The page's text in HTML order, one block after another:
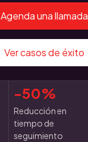
Agenda una llamada
Ver casos de éxito
-50%
Reducción en
tiempo de
seguimiento